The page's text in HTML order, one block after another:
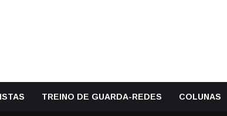
TREINO DE GUARDA-REDES COLUNAS